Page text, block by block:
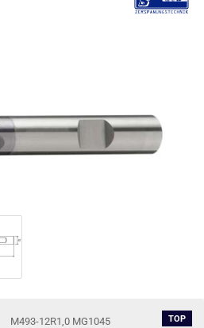
TOP
M493-12R1,0 MG1045